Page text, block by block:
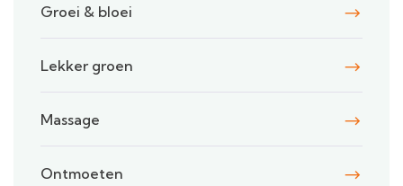
Groei & bloei
Lekker groen
Massage
Ontmoeten